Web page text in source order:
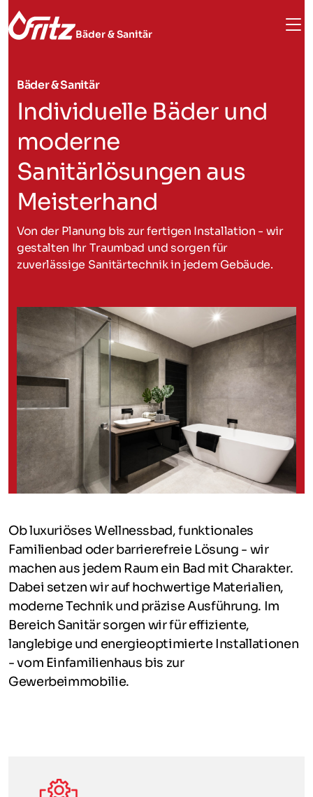
Bäder & Sanitär
Bäder & Sanitär
Individuelle Bäder und
moderne
Sanitärlösungen aus
Meisterhand
Von der Planung bis zur fertigen Installation - wir
gestalten Ihr Traumbad und sorgen für
zuverlässige Sanitärtechnik in jedem Gebäude.
Ob luxuriöses Wellnessbad, funktionales
Familienbad oder barrierefreie Lösung - wir
machen aus jedem Raum ein Bad mit Charakter.
Dabei setzen wir auf hochwertige Materialien,
moderne Technik und präzise Ausführung. Im
Bereich Sanitär sorgen wir für effiziente,
langlebige und energieoptimierte Installationen
- vom Einfamilienhaus bis zur
Gewerbeimmobilie.